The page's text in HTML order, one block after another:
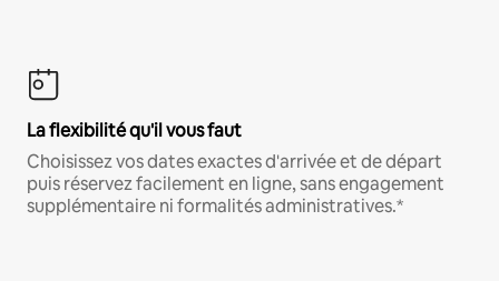
La flexibilité qu'il vous faut
Choisissez vos dates exactes d'arrivée et de départ
puis réservez facilement en ligne, sans engagement
supplémentaire ni formalités administratives.*